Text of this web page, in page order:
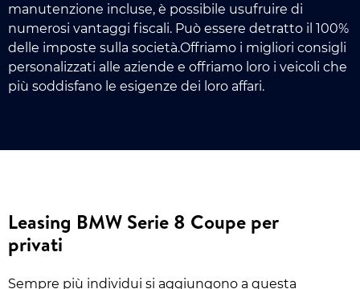
manutenzione incluse, è possibile usufruire di
numerosi vantaggi fiscali. Può essere detratto il 100%
delle imposte sulla società.Offriamo i migliori consigli
personalizzati alle aziende e offriamo loro i veicoli che
più soddisfano le esigenze dei loro affari.
Leasing BMW Serie 8 Coupe per
privati
Sempre più individui si aggiungono a questa